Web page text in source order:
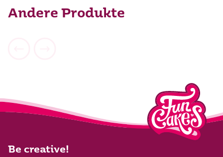
Andere Produkte
Be creative!